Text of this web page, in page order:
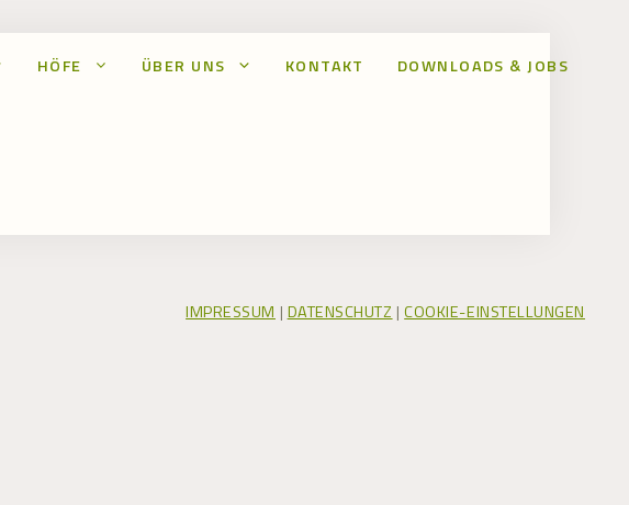
HÖFE ÜBER UNS KONTAKT DOWNLOADS & JOBS
IMPRESSUM | DATENSCHUTZ |COOKIE-EINSTELLUNGEN